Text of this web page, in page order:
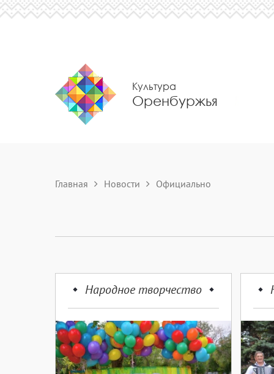
Культура
Оренбуржья
Главная Новости Официально
Народное творчество